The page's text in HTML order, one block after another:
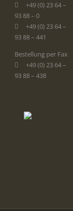
+49 (0) 23 64 –
93 88 – 0
+49 (0) 23 64 –
93 88 – 441
Bestellung per Fax
+49 (0) 23 64 –
93 88 – 438